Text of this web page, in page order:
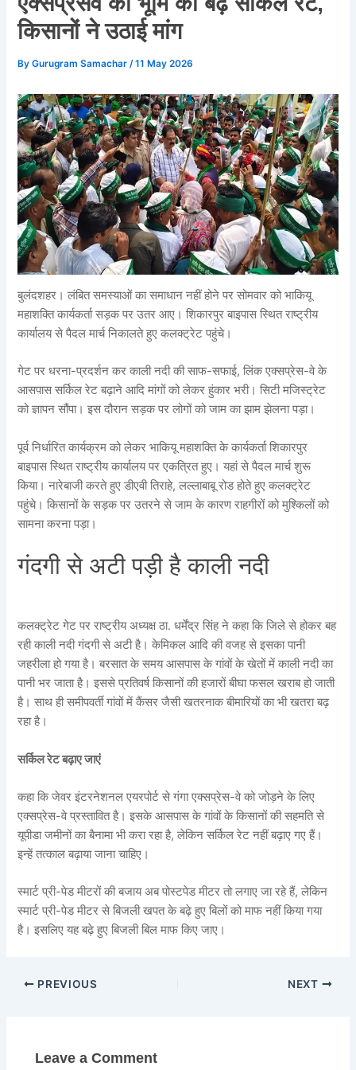
किसानों ने उठाई मांग
ByGurugram Samachar /11 May 2026
बुलंदशहर। लंबित समस्याओं का समाधान नहीं होने पर सोमवार को भाकियू
महाशक्ति कार्यकर्ता सड़क पर उतर आए। शिकारपुर बाइपास स्थित राष्ट्रीय
कार्यालय से पैदल मार्च निकालते हुए कलक्ट्रेट पहुंचे।
गेट पर धरना-प्रदर्शन कर काली नदी की साफ-सफाई, लिंक एक्सप्रेस-वे के
आसपास सर्किल रेट बढ़ाने आदि मांगों को लेकर हुंकार भरी। सिटी मजिस्ट्रेट
को ज्ञापन सौंपा। इस दौरान सड़क पर लोगों को जाम का झाम झेलना पड़ा।
पूर्व निर्धारित कार्यक्रम को लेकर भाकियू महाशक्ति के कार्यकर्ता शिकारपुर
बाइपास स्थित राष्ट्रीय कार्यालय पर एकत्रित हुए। यहां से पैदल मार्च शुरू
किया। नारेबाजी करते हुए डीएवी तिराहे, लल्लाबाबू रोड होते हुए कलक्ट्रेट
पहुंचे। किसानों के सड़क पर उतरने से जाम के कारण राहगीरों को मुश्किलों को
सामना करना पड़ा।
गंदगी से अटी पड़ी है काली नदी
कलक्ट्रेट गेट पर राष्ट्रीय अध्यक्ष ठा. धर्मेंद्र सिंह ने कहा कि जिले से होकर बह
रही काली नदी गंदगी से अटी है। केमिकल आदि की वजह से इसका पानी
जहरीला हो गया है। बरसात के समय आसपास के गांवों के खेतों में काली नदी का
पानी भर जाता है। इससे प्रतिवर्ष किसानों की हजारों बीघा फसल खराब हो जाती
है। साथ ही समीपवर्ती गांवों में कैंसर जैसी खतरनाक बीमारियों का भी खतरा बढ़
रहा है।
सर्किल रेट बढ़ाए जाएं
कहा कि जेवर इंटरनेशनल एयरपोर्ट से गंगा एक्सप्रेस-वे को जोड़ने के लिए
एक्सप्रेस-वे प्रस्तावित है। इसके आसपास के गांवों के किसानों की सहमति से
यूपीडा जमीनों का बैनामा भी करा रहा है, लेकिन सर्किल रेट नहीं बढ़ाए गए हैं।
इन्हें तत्काल बढ़ाया जाना चाहिए।
स्मार्ट प्री-पेड मीटरों की बजाय अब पोस्टपेड मीटर तो लगाए जा रहे हैं, लेकिन
स्मार्ट प्री-पेड मीटर से बिजली खपत के बढ़े हुए बिलों को माफ नहीं किया गया
है। इसलिए यह बढ़े हुए बिजली बिल माफ किए जाए।
PREVIOUS NEXT
Leave a Comment